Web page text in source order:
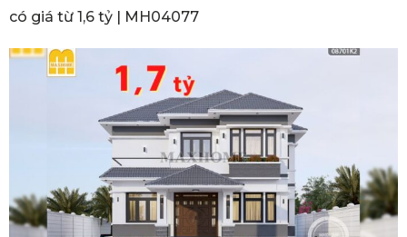
có giá từ 1,6 tỷ | MH04077